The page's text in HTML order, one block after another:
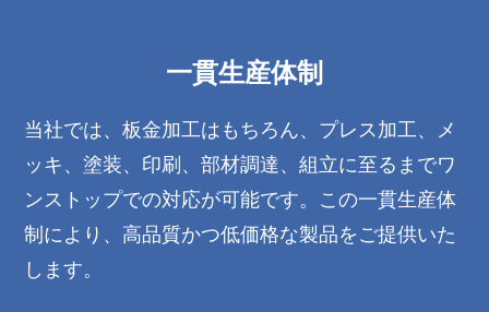
一貫生産体制
当社では、板金加工はもちろん、プレス加工、メ
ッキ、塗装、印刷、部材調達、組立に至るまでワ
ンストップでの対応が可能です。この一貫生産体
制により、高品質かつ低価格な製品をご提供いた
します。